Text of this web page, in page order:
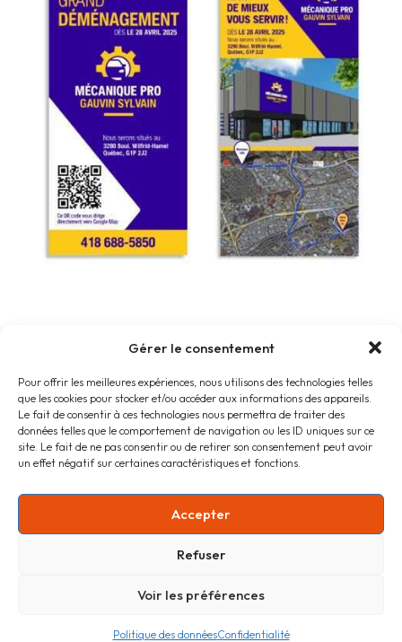
Gérer le consentement
Pour offrir les meilleures expériences, nous utilisons des technologies telles
que les cookies pour stocker et/ou accéder aux informations des appareils.
Le fait de consentir à ces technologies nous permettra de traiter des
données telles que le comportement de navigation ou les ID uniques sur ce
site. Le fait de ne pas consentir ou de retirer son consentement peut avoir
un effet négatif sur certaines caractéristiques et fonctions.
Accepter
Refuser
Voir les préférences
Politique des donnéesConfidentialité
Tous droits réservés Barbaresso inc. 2025